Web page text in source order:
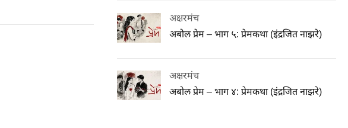
अक्षरमंच
अबोल प्रेम – भाग ५: प्रेमकथा (इंद्रजित नाझरे)
अक्षरमंच
अबोल प्रेम – भाग ४: प्रेमकथा (इंद्रजित नाझरे)